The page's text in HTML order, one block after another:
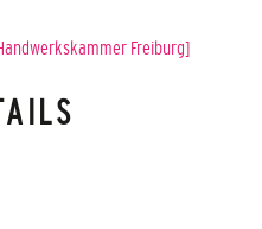
Freiburg]